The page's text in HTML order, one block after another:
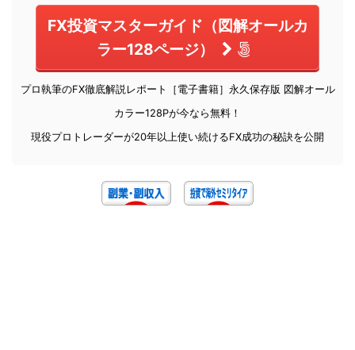
FX投資マスターガイド（図解オールカ
ラー128ページ）
プロ執筆のFX徹底解説レポート［電子書籍］永久保存版 図解オール
カラー128Pが今なら無料！
現役プロトレーダーが20年以上使い続けるFX成功の秘訣を公開